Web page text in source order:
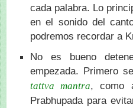
cada palabra. Lo
en el sonido del
podremos recordar a
No es bueno
empezada. Primero
tattva mantra, como
Prabhupada para